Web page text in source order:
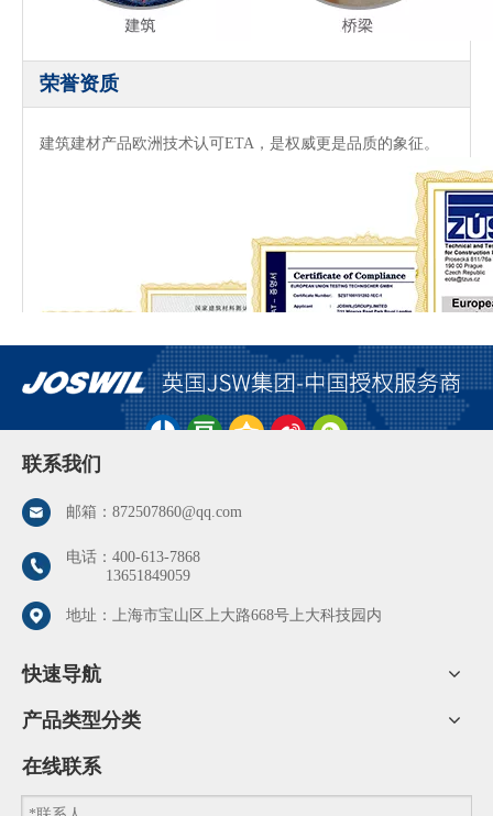
荣誉资质
建筑建材产品欧洲技术认可ETA，是权威更是品质的象征。
成功案例
乔司微SW与中铁、中建及中交等大型企业建立了长期合作关
程，南京地铁，长沙国投银行，泰州金融服务区等重点项
目！
联系我们
邮箱： 872507860@qq.com
电话： 400-613-7868
13651849059
地址：上海市宝山区上大路668号上大科技园内
快速导航
产品类型分类
在线联系